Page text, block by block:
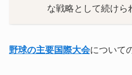
な戦略として続けら
野球の主要国際大会について